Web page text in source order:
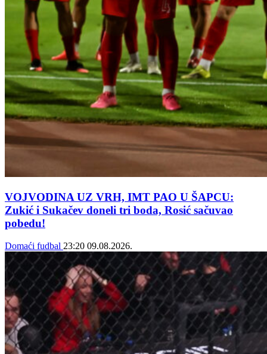
VOJVODINA UZ VRH, IMT PAO U ŠAPCU:
Zukić i Sukačev doneli tri boda, Rosić sačuvao
pobedu!
Domaći fudbal 23:20 09.08.2026.